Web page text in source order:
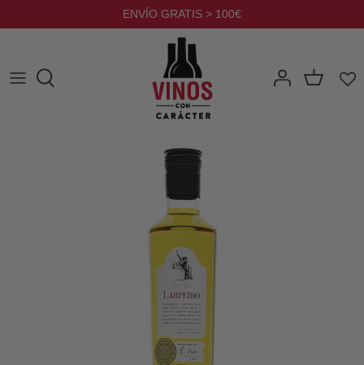
al
ENVÍO GRATIS > 100€